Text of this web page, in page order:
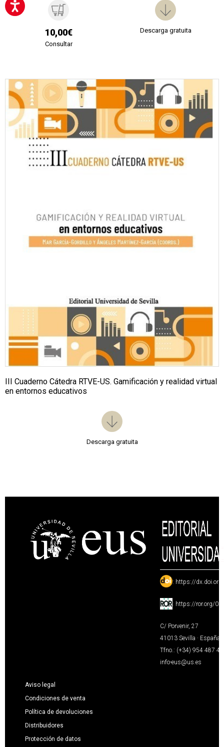
10,00€
Consultar
Descarga gratuita
III Cuaderno Cátedra RTVE-US. Gamificación y realidad virtual
en entornos educativos
Descarga gratuita
: https://
: https://ror.org/
C/ Porvenir, 27
41013 Sevilla · España
Tfno.: (+34) 954 487
info-eus@us.es
Aviso legal
Condiciones de venta
Política de devoluciones
Distribuidores
Protección de datos